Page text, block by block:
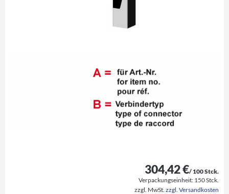
304,42 €/ 100 Stck.
Verpackungseinheit: 150 Stck.
zzgl. MwSt. zzgl. Versandkosten